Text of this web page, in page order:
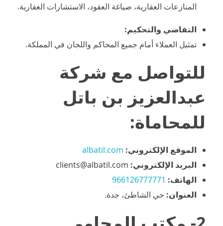
المنازعات العقارية، صياغة العقود، الاستشارات العقارية.
التقاضي والتحكيم:
تمثيل العملاء أمام جميع المحاكم واللجان في المملكة.
للتواصل مع شركة
عبدالعزيز بن باتل
للمحاماة:
الموقع الإلكتروني: albatil.com
البريد الإلكتروني:
الهاتف: 966126777771
العنوان: حي الشاطئ، جدة.